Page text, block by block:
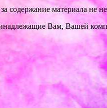
содержание материала не
Вам, Вашей